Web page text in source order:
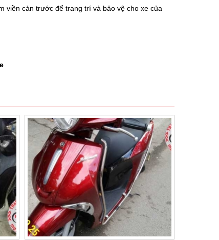
viền cản trước để trang trí và bảo vệ cho xe của